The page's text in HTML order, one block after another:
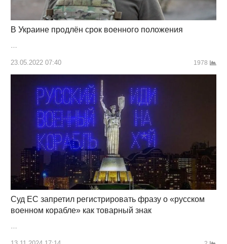
В Украине продлён срок военного положения
23.05.2022 07:40 1978
Суд ЕС запретил регистрировать фразу о «русском
военном корабле» как товарный знак
…